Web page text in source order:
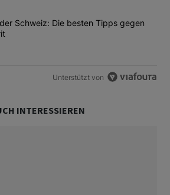
Titel "Tanken in der Schweiz: Die
Schweiz: Die besten Tipps gegen
Unterstützt von
INTERESSIEREN